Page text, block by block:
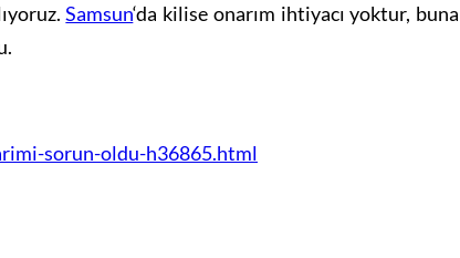
Samsun‘da kilise onarım ihtiyacı yoktur, buna
sorun-oldu-h36865.html